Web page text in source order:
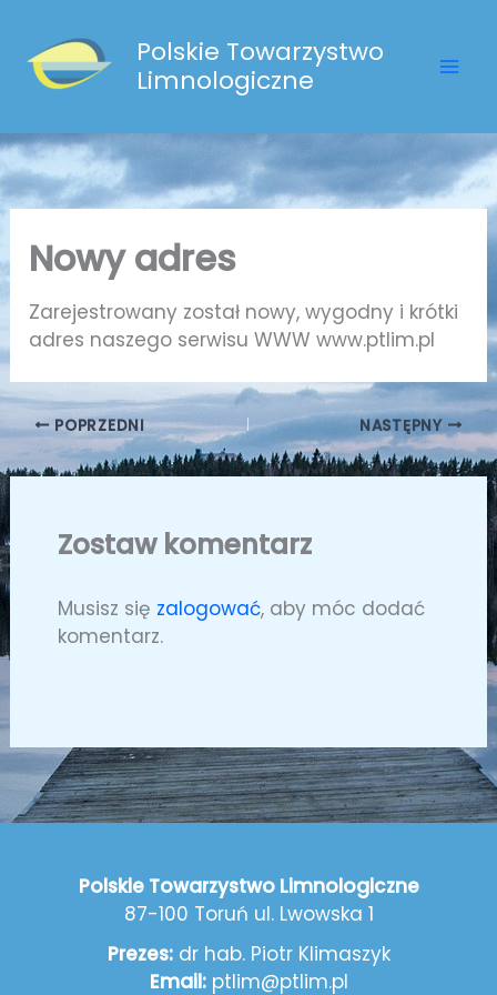
treści
Polskie Towarzystwo
Limnologiczne
Nowy adres
Zarejestrowany został nowy, wygodny i krótki
adres naszego serwisu WWW www.ptlim.pl
POPRZEDNI NASTĘPNY
Zostaw komentarz
Musisz się zalogować, aby móc dodać
komentarz.
Polskie Towarzystwo Limnologiczne
87-100 Toruń ul. Lwowska 1
Prezes:dr hab. Piotr Klimaszyk
Email:ptlim@ptlim.pl